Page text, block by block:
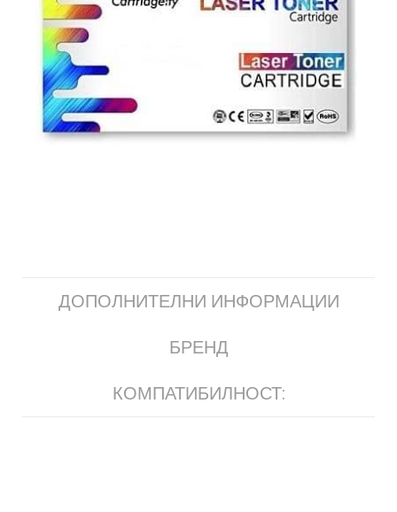
ДОПОЛНИТЕЛНИ ИНФОРМАЦИИ
БРЕНД
КОМПАТИБИЛНОСТ: